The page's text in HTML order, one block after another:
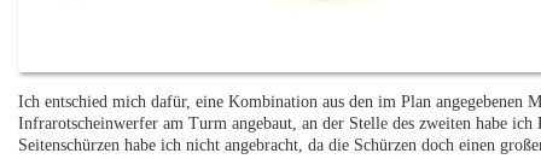
Ich entschied mich dafür, eine Kombination aus den im Plan angegebenen
Infrarotscheinwerfer am Turm angebaut, an der Stelle des zweiten habe
Seitenschürzen habe ich nicht angebracht, da die Schürzen doch einen